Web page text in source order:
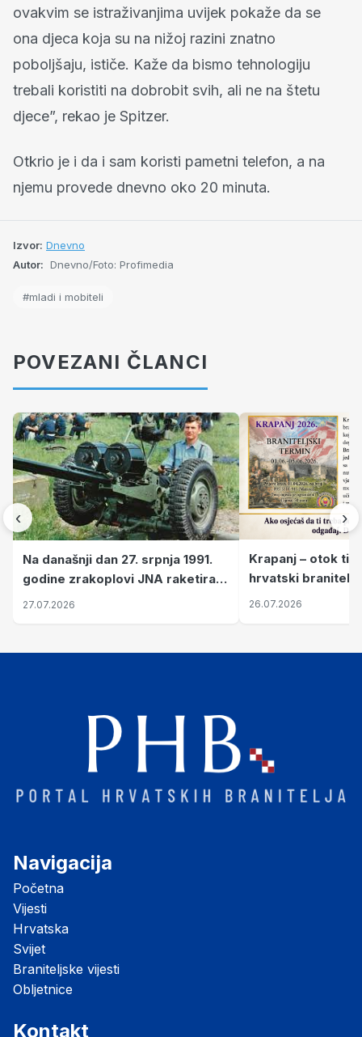
ovakvim se istraživanjima uvijek pokaže da se
ona djeca koja su na nižoj razini znatno
poboljšaju, ističe. Kaže da bismo tehnologiju
trebali koristiti na dobrobit svih, ali ne na štetu
djece”, rekao je Spitzer.
Otkrio je i da i sam koristi pametni telefon, a na
njemu provede dnevno oko 20 minuta.
Izvor: Dnevno
Autor: Dnevno/Foto: Profimedia
#mladi i mobiteli
POVEZANI ČLANCI
‹
Na današnji dan 27. srpnja 1991.
godine zrakoplovi JNA raketirali
su vojarnu i obučni centar "Nikola
27.07.2026
Krapanj – otok
hrvatski branitelji
pronalaze mir
26.07.2026
›
Navigacija
Početna
Vijesti
Hrvatska
Svijet
Braniteljske vijesti
Obljetnice
Kontakt